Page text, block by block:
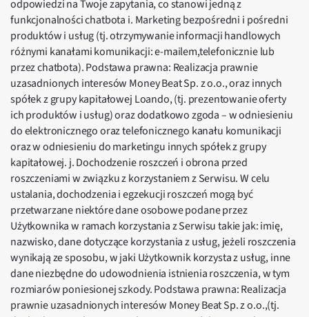
odpowiedzi na Twoje zapytania, co stanowi jedną z
funkcjonalności chatbota i. Marketing bezpośredni i pośredni
produktów i usług (tj. otrzymywanie informacji handlowych
różnymi kanałami komunikacji: e-mailem,telefonicznie lub
przez chatbota). Podstawa prawna: Realizacja prawnie
uzasadnionych interesów Money Beat Sp. z o.o., oraz innych
spółek z grupy kapitałowej Loando, (tj. prezentowanie oferty
ich produktów i usług) oraz dodatkowo zgoda – w odniesieniu
do elektronicznego oraz telefonicznego kanału komunikacji
oraz w odniesieniu do marketingu innych spółek z grupy
kapitałowej. j. Dochodzenie roszczeń i obrona przed
roszczeniami w związku z korzystaniem z Serwisu. W celu
ustalania, dochodzenia i egzekucji roszczeń mogą być
przetwarzane niektóre dane osobowe podane przez
Użytkownika w ramach korzystania z Serwisu takie jak: imię,
nazwisko, dane dotyczące korzystania z usług, jeżeli roszczenia
wynikają ze sposobu, w jaki Użytkownik korzysta z usług, inne
dane niezbędne do udowodnienia istnienia roszczenia, w tym
rozmiarów poniesionej szkody. Podstawa prawna: Realizacja
prawnie uzasadnionych interesów Money Beat Sp. z o.o.,(tj.